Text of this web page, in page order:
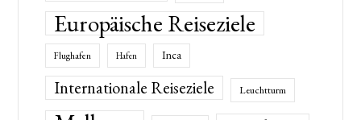
Europäische Reiseziele
Flughafen Hafen Inca
Internationale Reiseziele Leuchtturm